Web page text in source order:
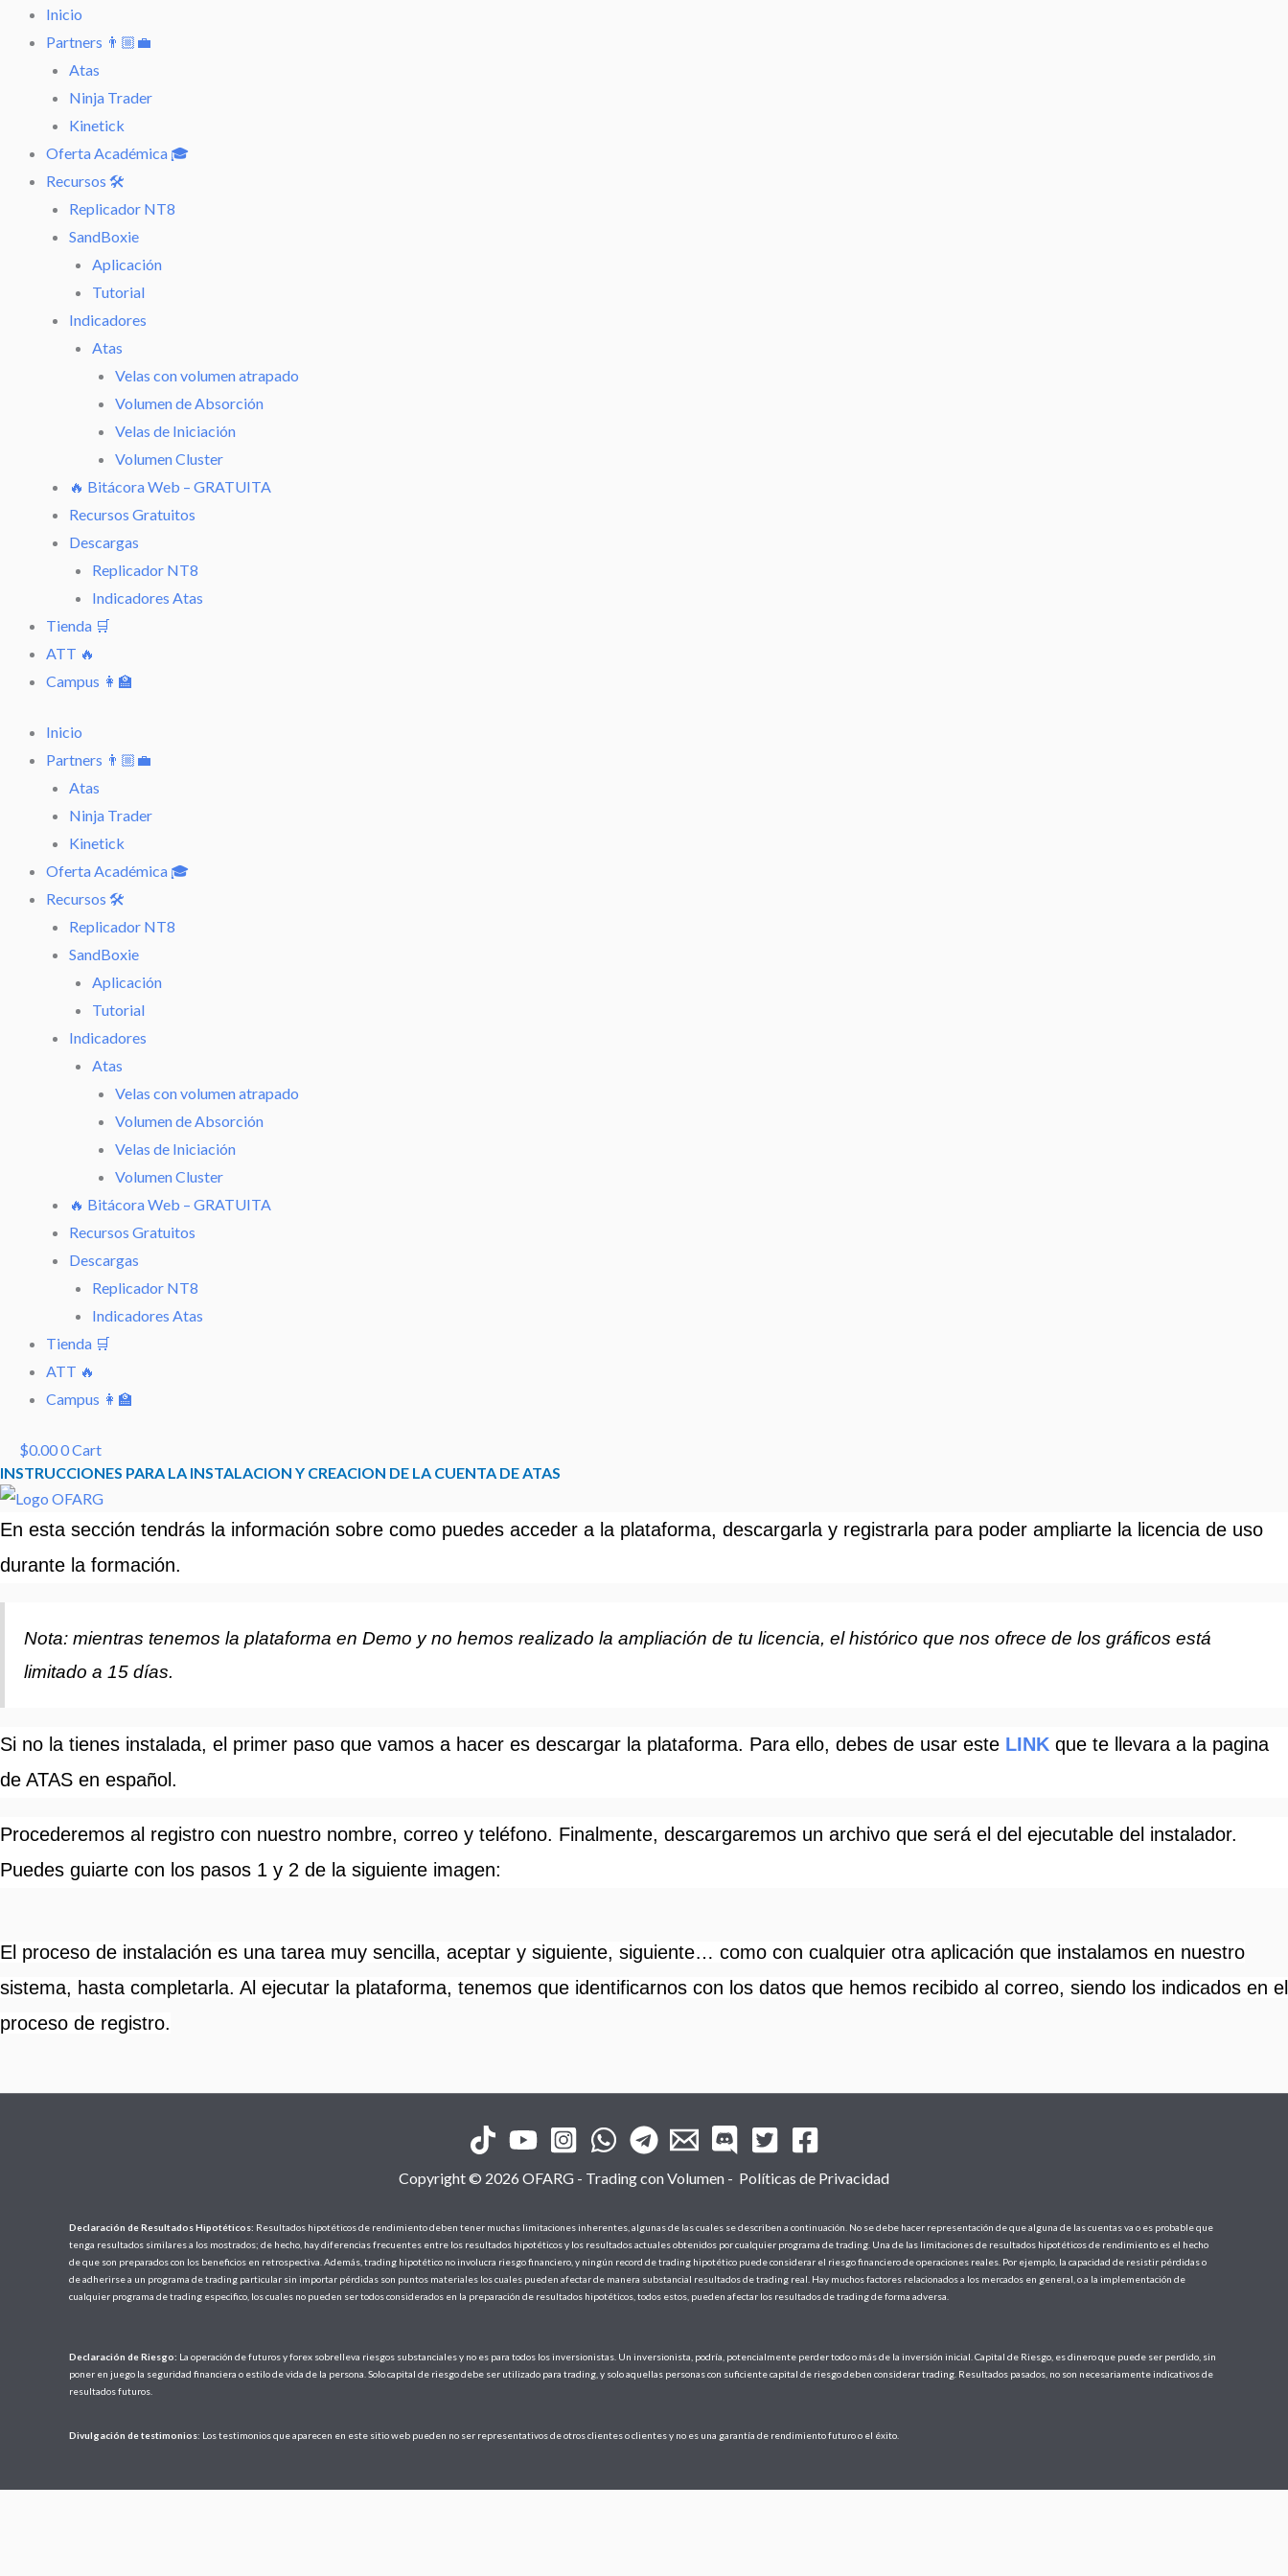
contenido
Inicio
Partners 👨🏼‍💼
Atas
Ninja Trader
Kinetick
Oferta Académica 🎓
Recursos 🛠️
Replicador NT8
SandBoxie
Aplicación
Tutorial
Indicadores
Atas
Velas con volumen atrapado
Volumen de Absorción
Velas de Iniciación
Volumen Cluster
🔥 Bitácora Web – GRATUITA
Recursos Gratuitos
Descargas
Replicador NT8
Indicadores Atas
Tienda 🛒
ATT 🔥
Campus 👩‍🏫
Inicio
Partners 👨🏼‍💼
Atas
Ninja Trader
Kinetick
Oferta Académica 🎓
Recursos 🛠️
Replicador NT8
SandBoxie
Aplicación
Tutorial
Indicadores
Atas
Velas con volumen atrapado
Volumen de Absorción
Velas de Iniciación
Volumen Cluster
🔥 Bitácora Web – GRATUITA
Recursos Gratuitos
Descargas
Replicador NT8
Indicadores Atas
Tienda 🛒
ATT 🔥
Campus 👩‍🏫
$0.000Cart
INSTRUCCIONES PARA LA INSTALACION Y CREACION DE LA CUENTA DE ATAS
En esta sección tendrás la información sobre como puedes acceder a la plataforma, descargarla y registrarla para poder ampliarte la licencia de uso
durante la formación.
Nota: mientras tenemos la plataforma en Demo y no hemos realizado la ampliación de tu licencia, el histórico que nos ofrece de los gráficos está
limitado a 15 días.
Si no la tienes instalada, el primer paso que vamos a hacer es descargar la plataforma. Para ello, debes de usar este LINK que te llevara a la pagina
de ATAS en español.
Procederemos al registro con nuestro nombre, correo y teléfono. Finalmente, descargaremos un archivo que será el del ejecutable del instalador.
Puedes guiarte con los pasos 1 y 2 de la siguiente imagen:
El proceso de instalación es una tarea muy sencilla, aceptar y siguiente, siguiente… como con cualquier otra aplicación que instalamos en nuestro
sistema, hasta completarla. Al ejecutar la plataforma, tenemos que identificarnos con los datos que hemos recibido al correo, siendo los indicados en el
proceso de registro.
Copyright © 2026 OFARG - Trading con Volumen - Políticas de Privacidad
Declaración de Resultados Hipotéticos: Resultados hipotéticos de rendimiento deben tener muchas limitaciones inherentes, algunas de las cuales se describen a continuación. No se debe hacer representación de que alguna de las cuentas va o es probable que
tenga resultados similares a los mostrados; de hecho, hay diferencias frecuentes entre los resultados hipotéticos y los resultados actuales obtenidos por cualquier programa de trading. Una de las limitaciones de resultados hipotéticos de rendimiento es el hecho
de que son preparados con los beneficios en retrospectiva. Además, trading hipotético no involucra riesgo financiero, y ningún record de trading hipotético puede considerar el riesgo financiero de operaciones reales. Por ejemplo, la capacidad de resistir pérdidas o
de adherirse a un programa de trading particular sin importar pérdidas son puntos materiales los cuales pueden afectar de manera substancial resultados de trading real. Hay muchos factores relacionados a los mercados en general, o a la implementación de
cualquier programa de trading especifico, los cuales no pueden ser todos considerados en la preparación de resultados hipotéticos, todos estos, pueden afectar los resultados de trading de forma adversa.
Declaración de Riesgo: La operación de futuros y forex sobrelleva riesgos substanciales y no es para todos los inversionistas. Un inversionista, podría, potencialmente perder todo o más de la inversión inicial. Capital de Riesgo, es dinero que puede ser perdido, sin
poner en juego la seguridad financiera o estilo de vida de la persona. Solo capital de riesgo debe ser utilizado para trading, y solo aquellas personas con suficiente capital de riesgo deben considerar trading. Resultados pasados, no son necesariamente indicativos de
resultados futuros.
Divulgación de testimonios: Los testimonios que aparecen en este sitio web pueden no ser representativos de otros clientes o clientes y no es una garantía de rendimiento futuro o el éxito.